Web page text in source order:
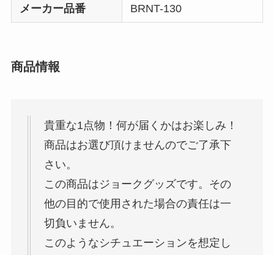
メーカー品番 BRNT-130
商品情報
貴重な1点物！何が届くかはお楽しみ！
商品はお選び頂けませんのでご了承下
さい。
この商品はジョークグッズです。その
他の目的で使用された場合の責任は一
切負いません。
このようなシチュエーションを想定し